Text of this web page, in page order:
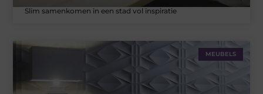
Slim samenkomen in een stad vol inspiratie
MEUBELS